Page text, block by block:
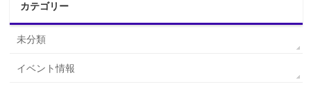
カテゴリー
未分類
イベント情報